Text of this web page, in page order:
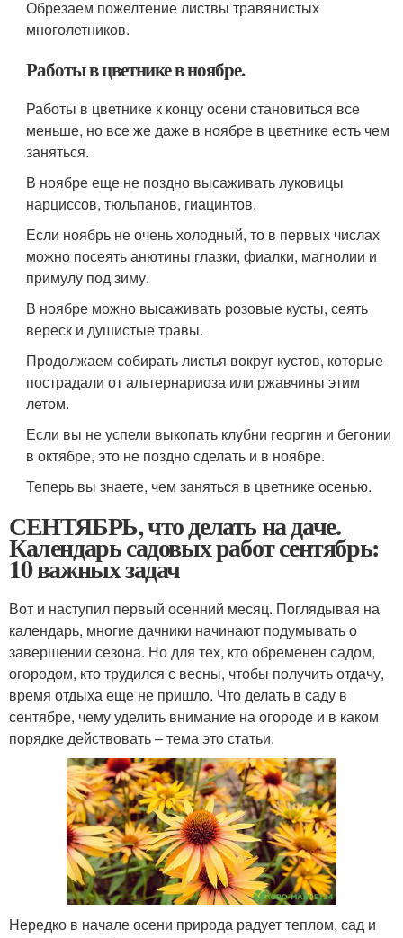
Обрезаем пожелтение листвы травянистых
многолетников.
Работы в цветнике в ноябре.
Работы в цветнике к концу осени становиться все
меньше, но все же даже в ноябре в цветнике есть чем
заняться.
В ноябре еще не поздно высаживать луковицы
нарциссов, тюльпанов, гиацинтов.
Если ноябрь не очень холодный, то в первых числах
можно посеять анютины глазки, фиалки, магнолии и
примулу под зиму.
В ноябре можно высаживать розовые кусты, сеять
вереск и душистые травы.
Продолжаем собирать листья вокруг кустов, которые
пострадали от альтернариоза или ржавчины этим
летом.
Если вы не успели выкопать клубни георгин и бегонии
в октябре, это не поздно сделать и в ноябре.
Теперь вы знаете, чем заняться в цветнике осенью.
СЕНТЯБРЬ, что делать на даче.
Календарь садовых работ сентябрь:
10 важных задач
Вот и наступил первый осенний месяц. Поглядывая на
календарь, многие дачники начинают подумывать о
завершении сезона. Но для тех, кто обременен садом,
огородом, кто трудился с весны, чтобы получить отдачу,
время отдыха еще не пришло. Что делать в саду в
сентябре, чему уделить внимание на огороде и в каком
порядке действовать – тема это статьи.
Нередко в начале осени природа радует теплом, сад и